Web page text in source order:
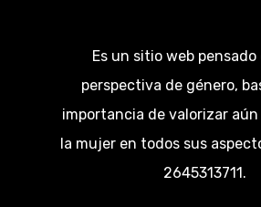
Es un sitio web pensado
perspectiva de género,
importancia de valorizar aún
la mujer en todos sus
2645313711.